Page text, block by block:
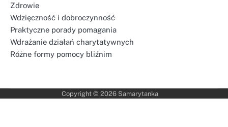
Zdrowie
Wdzięczność i dobroczynność
Praktyczne porady pomagania
Wdrażanie działań charytatywnych
Różne formy pomocy bliźnim
Copyright © 2026 Samarytanka